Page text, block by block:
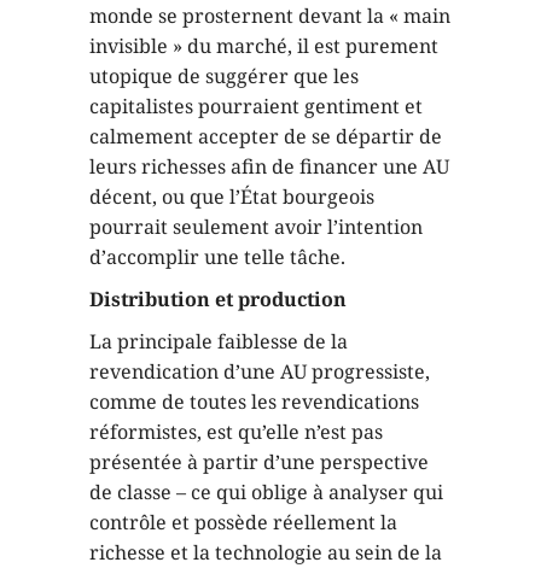
monde se prosternent devant la « main
invisible » du marché, il est purement
utopique de suggérer que les
capitalistes pourraient gentiment et
calmement accepter de se départir de
leurs richesses afin de financer une AU
décent, ou que l’État bourgeois
pourrait seulement avoir l’intention
d’accomplir une telle tâche.
Distribution et production
La principale faiblesse de la
revendication d’une AU progressiste,
comme de toutes les revendications
réformistes, est qu’elle n’est pas
présentée à partir d’une perspective
de classe – ce qui oblige à analyser qui
contrôle et possède réellement la
richesse et la technologie au sein de la